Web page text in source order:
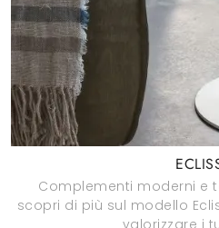
Complementi moderni e
scopri di più sul modello
valorizzare i